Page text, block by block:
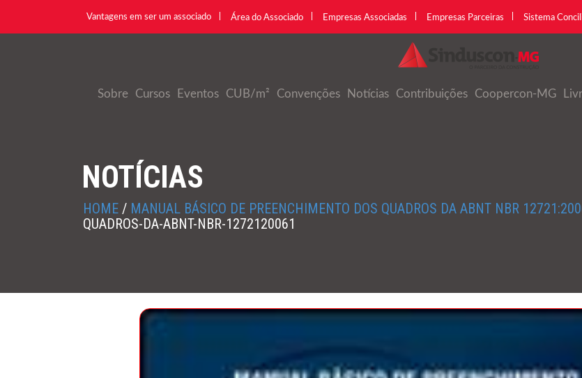
Vantagens em ser um associado Área do Associado Empresas Associadas Empresas Parceiras Sistema
Sobre Cursos Eventos CUB/m² Convenções Notícias Contribuições Coopercon-MG
NOTÍCIAS
HOME / MANUAL BÁSICO DE PREENCHIMENTO DOS QUADROS DA ABNT NBR
QUADROS-DA-ABNT-NBR-1272120061